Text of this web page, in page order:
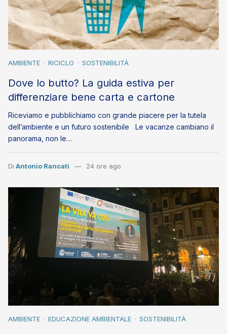
AMBIENTE RICICLO SOSTENIBILITÀ
Dove lo butto? La guida estiva per
differenziare bene carta e cartone
Riceviamo e pubblichiamo con grande piacere per la tutela
dell’ambiente e un futuro sostenibile Le vacanze cambiano il
panorama, non le…
Di Antonio Rancati 24 ore ago
AMBIENTE EDUCAZIONE AMBIENTALE SOSTENIBILITÀ